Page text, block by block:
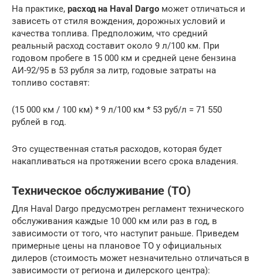
На практике, расход на Haval Dargo может отличаться и
зависеть от стиля вождения, дорожных условий и
качества топлива. Предположим, что средний
реальный расход составит около 9 л/100 км. При
годовом пробеге в 15 000 км и средней цене бензина
АИ-92/95 в 53 рубля за литр, годовые затраты на
топливо составят:
(15 000 км / 100 км) * 9 л/100 км * 53 руб/л = 71 550
рублей в год.
Это существенная статья расходов, которая будет
накапливаться на протяжении всего срока владения.
Техническое обслуживание (ТО)
Для Haval Dargo предусмотрен регламент технического
обслуживания каждые 10 000 км или раз в год, в
зависимости от того, что наступит раньше. Приведем
примерные цены на плановое ТО у официальных
дилеров (стоимость может незначительно отличаться в
зависимости от региона и дилерского центра):